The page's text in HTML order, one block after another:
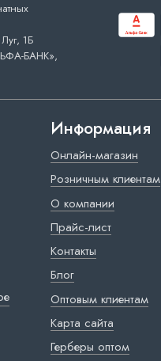
1Б
БАНК»,
Информация
Онлайн-магазин
Розничным клиентам
О компании
Прайс-лист
Контакты
Блог
Оптовым клиентам
Карта сайта
Герберы оптом